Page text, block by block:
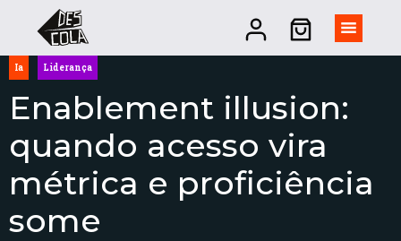
Ia Liderança
Enablement illusion:
quando acesso vira
métrica e proficiência
some